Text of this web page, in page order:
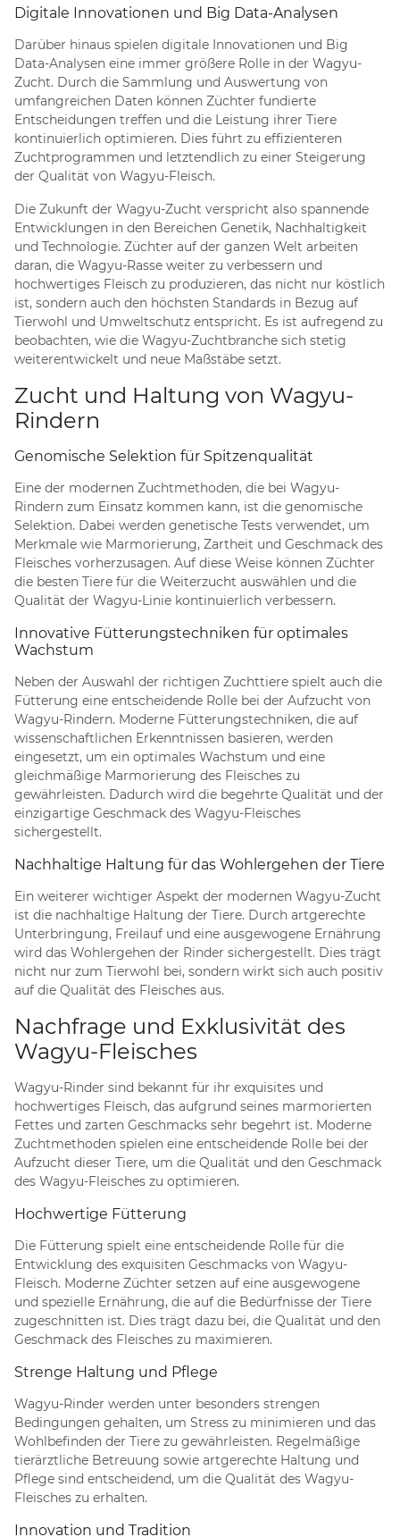
Digitale Innovationen und Big Data-Analysen
Darüber hinaus spielen digitale Innovationen und Big
Data-Analysen eine immer größere Rolle in der Wagyu-
Zucht. Durch die Sammlung und Auswertung von
umfangreichen Daten können Züchter fundierte
Entscheidungen treffen und die Leistung ihrer Tiere
kontinuierlich optimieren. Dies führt zu effizienteren
Zuchtprogrammen und letztendlich zu einer Steigerung
der Qualität von Wagyu-Fleisch.
Die Zukunft der Wagyu-Zucht verspricht also spannende
Entwicklungen in den Bereichen Genetik, Nachhaltigkeit
und Technologie. Züchter auf der ganzen Welt arbeiten
daran, die Wagyu-Rasse weiter zu verbessern und
hochwertiges Fleisch zu produzieren, das nicht nur köstlich
ist, sondern auch den höchsten Standards in Bezug auf
Tierwohl und Umweltschutz entspricht. Es ist aufregend zu
beobachten, wie die Wagyu-Zuchtbranche sich stetig
weiterentwickelt und neue Maßstäbe setzt.
Zucht und Haltung von Wagyu-
Rindern
Genomische Selektion für Spitzenqualität
Eine der modernen Zuchtmethoden, die bei Wagyu-
Rindern zum Einsatz kommen kann, ist die genomische
Selektion. Dabei werden genetische Tests verwendet, um
Merkmale wie Marmorierung, Zartheit und Geschmack des
Fleisches vorherzusagen. Auf diese Weise können Züchter
die besten Tiere für die Weiterzucht auswählen und die
Qualität der Wagyu-Linie kontinuierlich verbessern.
Innovative Fütterungstechniken für optimales
Wachstum
Neben der Auswahl der richtigen Zuchttiere spielt auch die
Fütterung eine entscheidende Rolle bei der Aufzucht von
Wagyu-Rindern. Moderne Fütterungstechniken, die auf
wissenschaftlichen Erkenntnissen basieren, werden
eingesetzt, um ein optimales Wachstum und eine
gleichmäßige Marmorierung des Fleisches zu
gewährleisten. Dadurch wird die begehrte Qualität und der
einzigartige Geschmack des Wagyu-Fleisches
sichergestellt.
Nachhaltige Haltung für das Wohlergehen der Tiere
Ein weiterer wichtiger Aspekt der modernen Wagyu-Zucht
ist die nachhaltige Haltung der Tiere. Durch artgerechte
Unterbringung, Freilauf und eine ausgewogene Ernährung
wird das Wohlergehen der Rinder sichergestellt. Dies trägt
nicht nur zum Tierwohl bei, sondern wirkt sich auch positiv
auf die Qualität des Fleisches aus.
Nachfrage und Exklusivität des
Wagyu-Fleisches
Wagyu-Rinder sind bekannt für ihr exquisites und
hochwertiges Fleisch, das aufgrund seines marmorierten
Fettes und zarten Geschmacks sehr begehrt ist. Moderne
Zuchtmethoden spielen eine entscheidende Rolle bei der
Aufzucht dieser Tiere, um die Qualität und den Geschmack
des Wagyu-Fleisches zu optimieren.
Hochwertige Fütterung
Die Fütterung spielt eine entscheidende Rolle für die
Entwicklung des exquisiten Geschmacks von Wagyu-
Fleisch. Moderne Züchter setzen auf eine ausgewogene
und spezielle Ernährung, die auf die Bedürfnisse der Tiere
zugeschnitten ist. Dies trägt dazu bei, die Qualität und den
Geschmack des Fleisches zu maximieren.
Strenge Haltung und Pflege
Wagyu-Rinder werden unter besonders strengen
Bedingungen gehalten, um Stress zu minimieren und das
Wohlbefinden der Tiere zu gewährleisten. Regelmäßige
tierärztliche Betreuung sowie artgerechte Haltung und
Pflege sind entscheidend, um die Qualität des Wagyu-
Fleisches zu erhalten.
Innovation und Tradition